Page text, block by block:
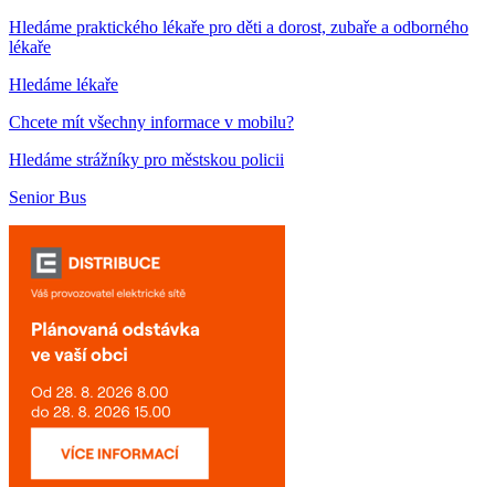
Hledáme praktického lékaře pro děti a dorost, zubaře a odborného
lékaře
Hledáme lékaře
Chcete mít všechny informace v mobilu?
Hledáme strážníky pro městskou policii
Senior Bus